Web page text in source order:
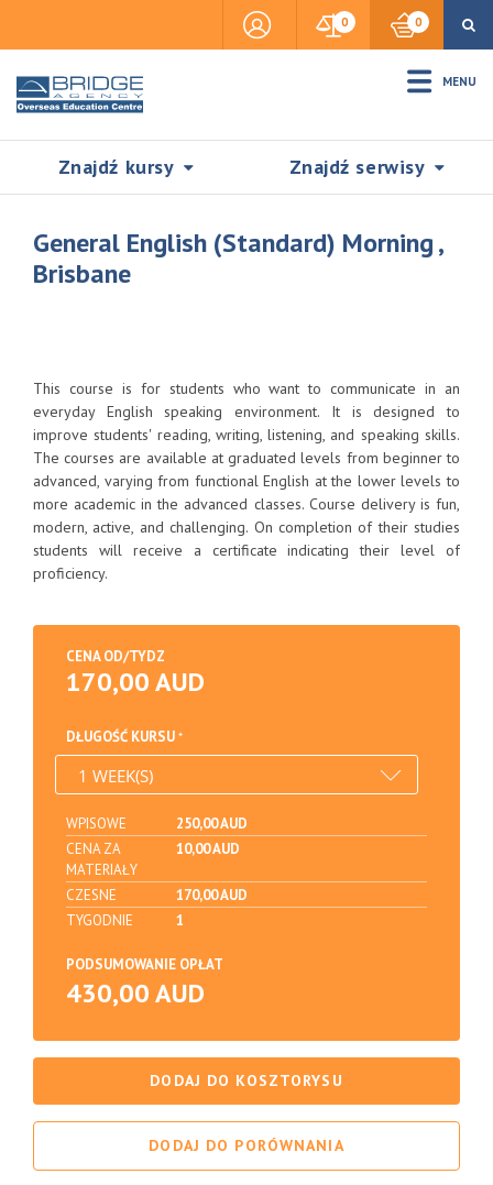
0 0
MENU
Znajdź kursy Znajdź serwisy
SZUKAJ
Visas & Legal Stay
General English (Standard) Morning ,
Brisbane
This course is for students who want to communicate in an
everyday English speaking environment. It is designed to
improve students' reading, writing, listening, and speaking skills.
The courses are available at graduated levels from beginner to
advanced, varying from functional English at the lower levels to
more academic in the advanced classes. Course delivery is fun,
modern, active, and challenging. On completion of their studies
students will receive a certificate indicating their level of
proficiency.
CENA OD/TYDZ
170,00 AUD
DŁUGOŚĆ KURSU
WPISOWE
250,00 AUD
CENA ZA
MATERIAŁY
10,00 AUD
CZESNE
170,00 AUD
TYGODNIE
1
PODSUMOWANIE OPŁAT
430,00 AUD
DODAJ DO KOSZTORYSU
DODAJ DO PORÓWNANIA